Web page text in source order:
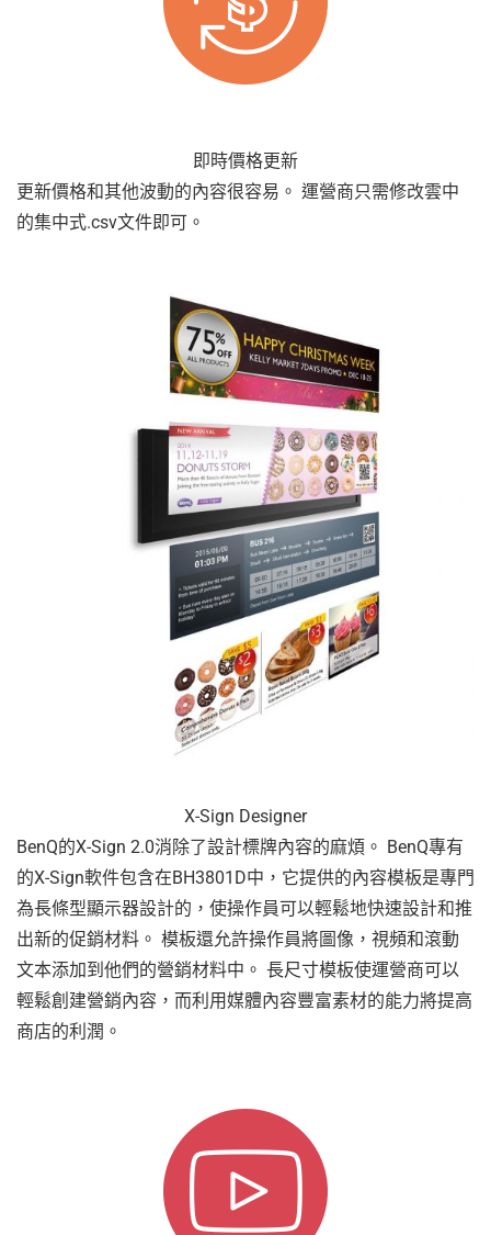
即時價格更新
更新價格和其他波動的內容很容易。 運營商只需修改雲中
的集中式.csv文件即可。
X-Sign Designer
BenQ的X-Sign 2.0消除了設計標牌內容的麻煩。 BenQ專有
的X-Sign軟件包含在BH3801D中，它提供的內容模板是專門
為長條型顯示器設計的，使操作員可以輕鬆地快速設計和推
出新的促銷材料。 模板還允許操作員將圖像，視頻和滾動
文本添加到他們的營銷材料中。 長尺寸模板使運營商可以
輕鬆創建營銷內容，而利用媒體內容豐富素材的能力將提高
商店的利潤。